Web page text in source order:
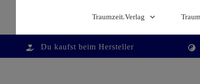
Traumzeit.Verlag
Du kaufst beim Hersteller